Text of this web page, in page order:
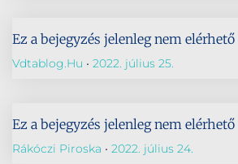
Ez a bejegyzés jelenleg nem elérhető
Vdtablog.hu 2022. július 25.
Ez a bejegyzés jelenleg nem elérhető
Rákóczi Piroska 2022. július 24.